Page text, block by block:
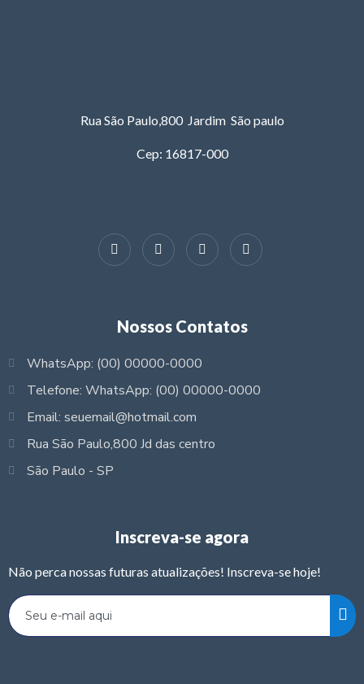
Rua São Paulo,800 Jardim São paulo
Cep: 16817-000
Nossos Contatos
WhatsApp: (00) 00000-0000
Telefone: WhatsApp: (00) 00000-0000
Email: seuemail@hotmail.com
Rua São Paulo,800 Jd das centro
São Paulo - SP
Inscreva-se agora
Não perca nossas futuras atualizações! Inscreva-se hoje!